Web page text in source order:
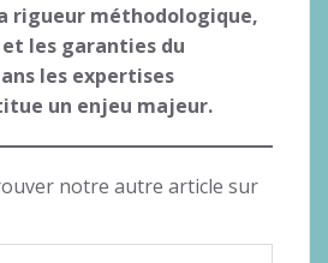
rigueur méthodologique,
les garanties du
les expertises
un enjeu majeur.
notre autre article sur